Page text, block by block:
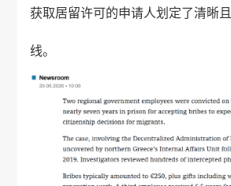
获取居留许可的申请人划定了清晰
线。